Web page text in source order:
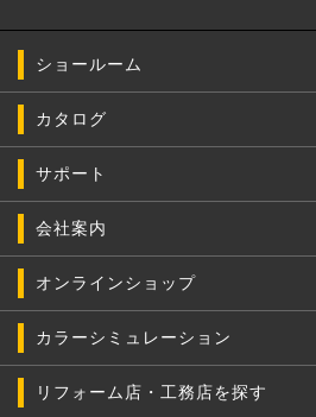
ショールーム
カタログ
サポート
会社案内
オンラインショップ
カラーシミュレーション
リフォーム店・工務店を探す